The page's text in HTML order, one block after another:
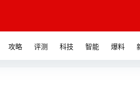
攻略 评测 科技 智能 爆料